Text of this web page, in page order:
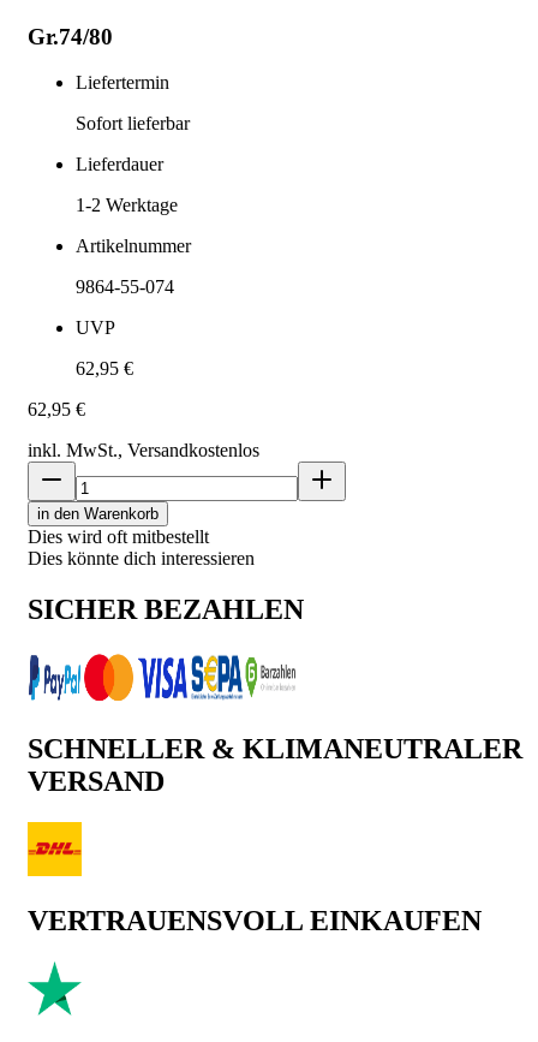
Gr.74/80
Liefertermin
Sofort lieferbar
Lieferdauer
1-2 Werktage
Artikelnummer
9864-55-074
UVP
62,95 €
62,95 €
inkl. MwSt., Versandkostenlos
in den Warenkorb
Dies wird oft mitbestellt
Dies könnte dich interessieren
SICHER BEZAHLEN
SCHNELLER & KLIMANEUTRALER
VERSAND
VERTRAUENSVOLL EINKAUFEN